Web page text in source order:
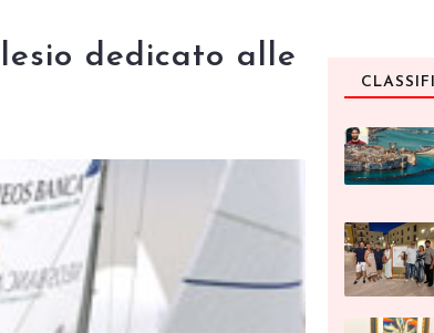
dedicato alle